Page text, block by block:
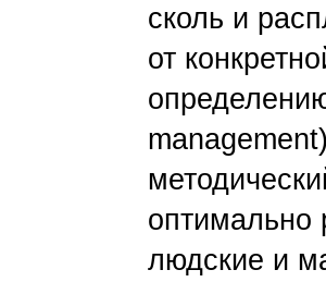
сколь и
от
оптимально
людские и